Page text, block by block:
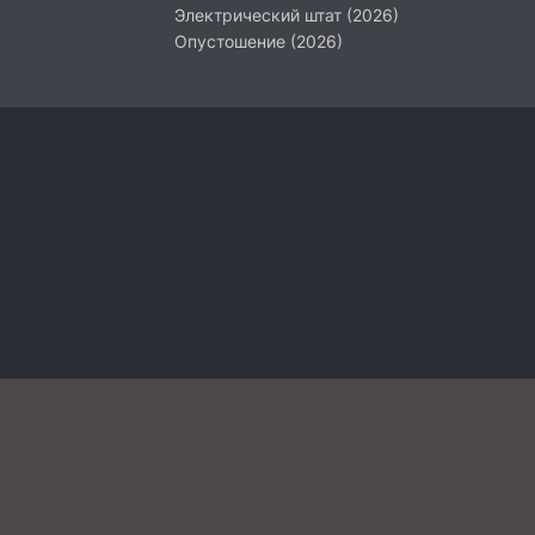
Электрический штат (2026)
Опустошение (2026)